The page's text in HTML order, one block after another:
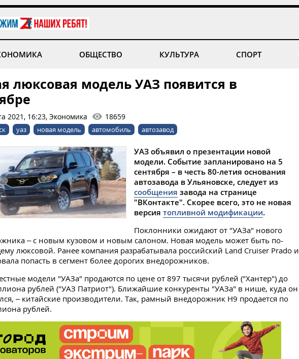
ОБЩЕСТВО КУЛЬТУРА СПОРТ
люксовая модель УАЗ появится в
2021, 16:23, Экономика 18659
уаз новая модель автомобиль автозавод
УАЗ объявил о презентации новой
модели. Событие запланировано на 5
сентября – в честь 80-летия основания
автозавода в Ульяновске, следует из
сообщения завода на странице
"ВКонтакте". Скорее всего, это не новая
версия топливной модификации.
Поклонники ожидают от "УАЗа" нового
– с новым кузовом и новым салоном. Новая модель может быть по-
люксовой. Ранее компания разрабатывала российский Land Cruiser Prado и
попасть в сегмент более дорогих внедорожников.
модели "УАЗа" продаются по цене от 897 тысячи рублей ("Хантер") до
рублей ("УАЗ Патриот"). Ближайшие конкуренты "УАЗа" в нише, куда он
– китайские производители. Так, рамный внедорожник H9 продается по
рублей.